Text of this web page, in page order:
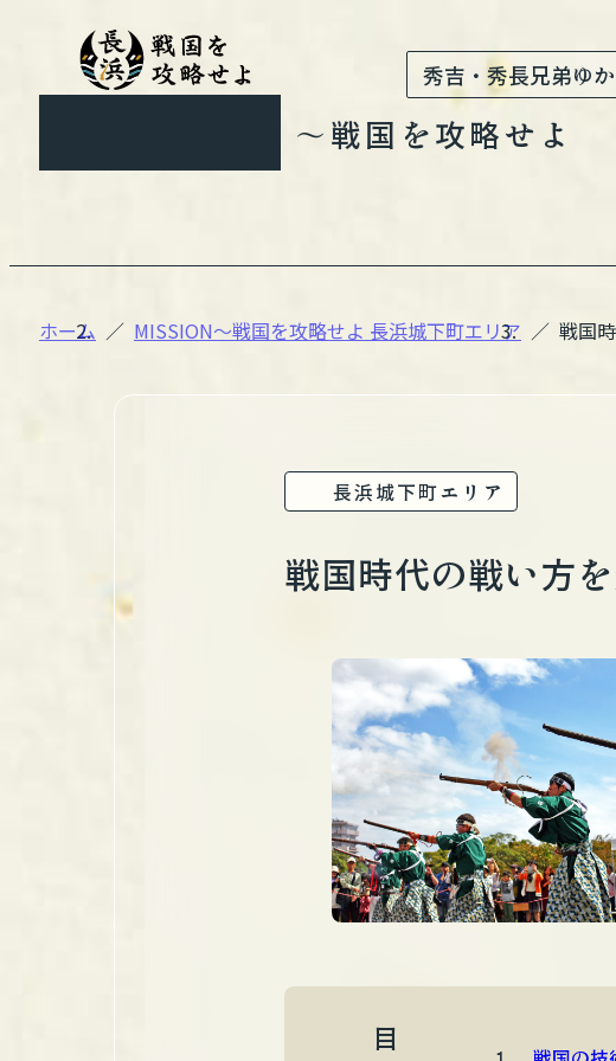
秀吉・秀長兄弟ゆ
〜戦国を攻略せよ
ホーム MISSION〜戦国を攻略せよ 長浜城下町エリア 戦国
長浜城下町エリア
戦国時代の戦い方